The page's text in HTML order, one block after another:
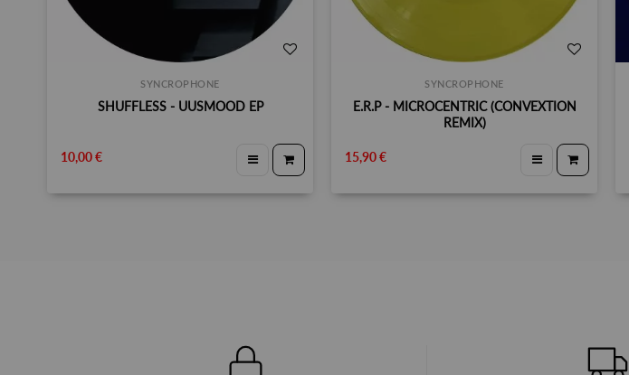
SYNCROPHONE
SHUFFLESS - UUSMOOD EP
10,00 €
SYNCROPHONE
E.R.P - MICROCENTRIC (CONVEXTION
REMIX)
15,90 €